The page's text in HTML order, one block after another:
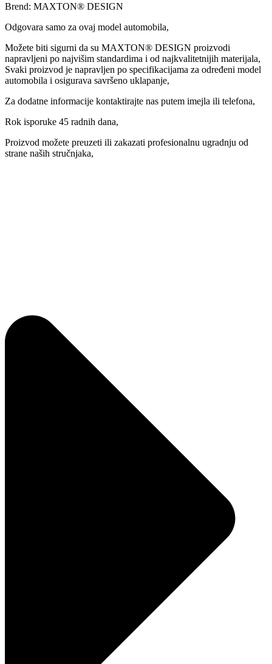
Brend: MAXTON® DESIGN
Odgovara samo za ovaj model automobila,
Možete biti sigurni da su MAXTON® DESIGN proizvodi
napravljeni po najvišim standardima i od najkvalitetnijih materijala,
Svaki proizvod je napravljen po specifikacijama za određeni model
automobila i osigurava savršeno uklapanje,
Za dodatne informacije kontaktirajte nas putem imejla ili telefona,
Rok isporuke 45 radnih dana,
Proizvod možete preuzeti ili zakazati profesionalnu ugradnju od
strane naših stručnjaka,